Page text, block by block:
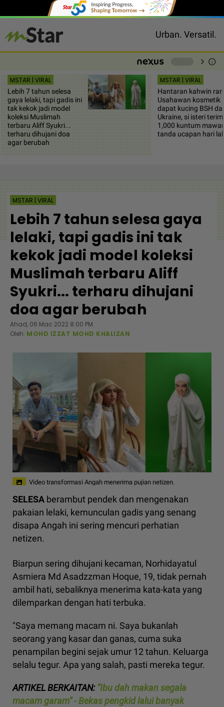
Urban. Versatil.
chevron_right info
MSTAR | VIRAL
Lebih 7 tahun selesa
gaya lelaki, tapi gadis ini
tak kekok jadi model
koleksi Muslimah
terbaru Aliff Syukri...
terharu dihujani doa
agar berubah
MSTAR | VIRAL
Hantaran kahwin
Usahawan kosmetik
dapat kucing BSH
Ukraine, si isteri
1,000 kuntum mawar
tanda ucapan hari
MSTAR | VIRAL
Lebih 7 tahun selesa gaya
lelaki, tapi gadis ini tak
kekok jadi model koleksi
Muslimah terbaru Aliff
Syukri... terharu dihujani
doa agar berubah
Ahad, 06 Mac 2022 8:00 PM
Oleh: MOHD IZZAT MOHD KHALIZAN
Video transformasi Angah menerima pujian netizen.
SELESA berambut pendek dan mengenakan
pakaian lelaki, kemunculan gadis yang senang
disapa Angah ini sering mencuri perhatian
netizen.
Biarpun sering dihujani kecaman, Norhidayatul
Asmiera Md Asadzzman Hoque, 19, tidak pernah
ambil hati, sebaliknya menerima kata-kata yang
dilemparkan dengan hati terbuka.
"Saya memang macam ni. Saya bukanlah
seorang yang kasar dan ganas, cuma suka
penampilan begini sejak umur 12 tahun. Keluarga
selalu tegur. Apa yang salah, pasti mereka tegur.
ARTIKEL BERKAITAN:“Ibu dah makan segala
macam garam” - Bekas pengkid lalui banyak